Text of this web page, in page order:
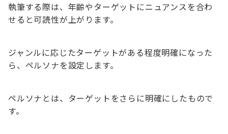
執筆する際は、年齢やターゲットにニュアンスを合わ
せると可読性が上がります。
ジャンルに応じたターゲットがある程度明確になった
ら、ペルソナを設定します。
ペルソナとは、ターゲットをさらに明確にしたもので
す。